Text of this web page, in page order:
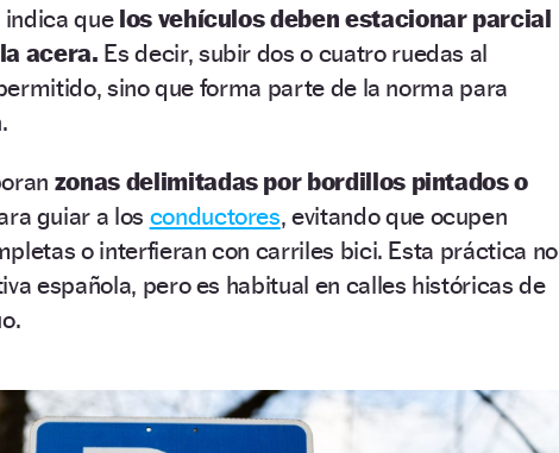
quelos vehículos deben estacionar parcial
acera. Es decir, subir dos o cuatro ruedas al
sino que forma parte de la norma para
zonas delimitadas por bordillos pintados o
guiar a los conductores, evitando que ocupen
o interfieran con carriles bici. Esta práctica no
española, pero es habitual en calles históricas de